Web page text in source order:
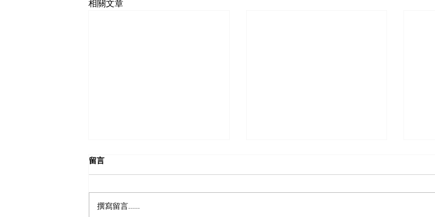
相關文章
留言
撰寫留言......